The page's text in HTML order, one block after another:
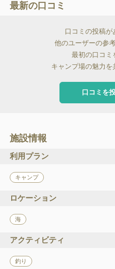
最新の口コミ
口コミの投稿が
他のユーザーの参
最初の口コミ
キャンプ場の魅力を
口コミを
施設情報
利用プラン
キャンプ
ロケーション
海
アクティビティ
釣り